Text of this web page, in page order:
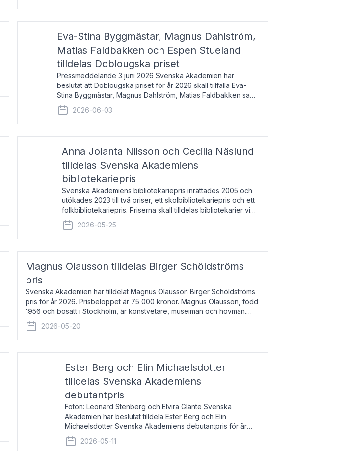
Eva-Stina Byggmästar, Magnus Dahlström,
Matias Faldbakken och Espen Stueland
tilldelas Doblougska priset
Pressmeddelande 3 juni 2026 Svenska Akademien har
beslutat att Doblougska priset för år 2026 skall tillfalla Eva-
Stina Byggmästar, Magnus Dahlström, Matias Faldbakken samt
Espen Stueland. Prisbeloppet är 200 000 svenska kronor per
mottagare
2026-06-03
Anna Jolanta Nilsson och Cecilia Näslund
tilldelas Svenska Akademiens
bibliotekariepris
Svenska Akademiens bibliotekariepris inrättades 2005 och
utökades 2023 till två priser, ett skolbibliotekariepris och ett
folkbibliotekariepris. Priserna skall tilldelas bibliotekarier vid
svenska folk- och skolbibliotek som gjort värdefull
2026-05-25
Magnus Olausson tilldelas Birger Schöldströms
pris
Svenska Akademien har tilldelat Magnus Olausson Birger Schöldströms
pris för år 2026. Prisbeloppet är 75 000 kronor. Magnus Olausson, född
1956 och bosatt i Stockholm, är konstvetare, museiman och hovman.
Han disputerade 1993 vid Uppsala un
2026-05-20
Ester Berg och Elin Michaelsdotter
tilldelas Svenska Akademiens
debutantpris
Foton: Leonard Stenberg och Elvira Glänte Svenska
Akademien har beslutat tilldela Ester Berg och Elin
Michaelsdotter Svenska Akademiens debutantpris för år
2026. Priset är nyinstiftat och syftar till att lyfta fram
intressanta och löftesrik
2026-05-11